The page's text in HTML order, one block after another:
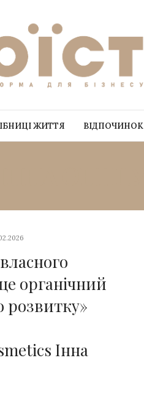
ЖИТТЯ ВІДПОЧИНОК
органічний
розвитку»
Інна